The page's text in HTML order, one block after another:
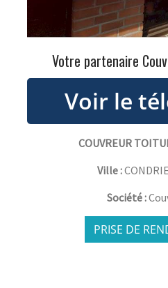
Votre partenaire
COUVREUR
Ville :
Société :
PRISE DE